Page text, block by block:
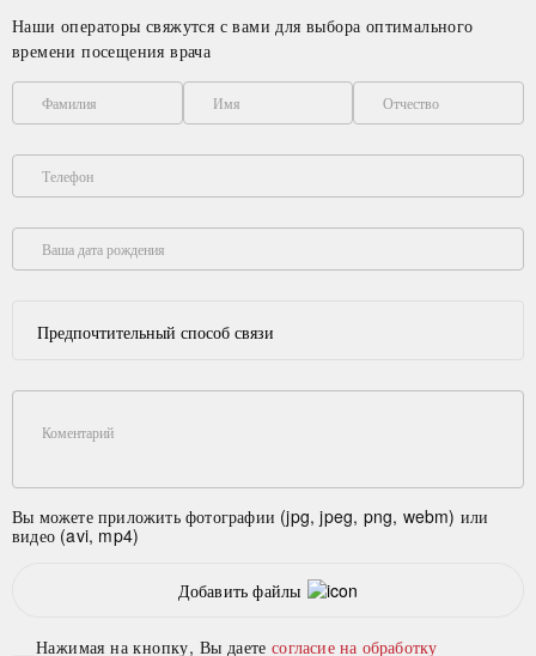
Наши операторы свяжутся с вами для выбора оптимального
времени посещения врача
Фамилия Имя Отчество
Телефон
Ваша дата рождения
Предпочтительный способ связи
Коментарий
Вы можете приложить фотографии (jpg, jpeg, png, webm) или
видео (avi, mp4)
Добавить файлы
Нажимая на кнопку, Вы даетесогласие на обработку